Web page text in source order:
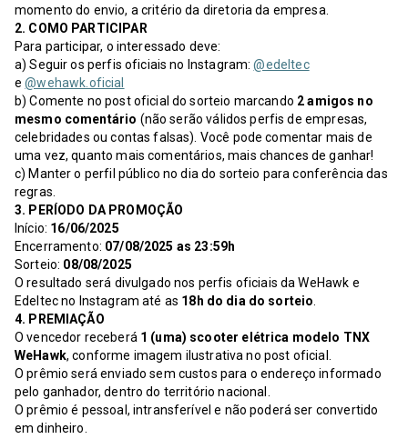
momento do envio, a critério da diretoria da empresa.
2. COMO PARTICIPAR
Para participar, o interessado deve:
a) Seguir os perfis oficiais no Instagram:@edeltec
e@wehawk.oficial
b) Comente no post oficial do sorteio marcando 2 amigos no
mesmo comentário (não serão válidos perfis de empresas,
celebridades ou contas falsas). Você pode comentar mais de
uma vez, quanto mais comentários, mais chances de ganhar!
c) Manter o perfil público no dia do sorteio para conferência das
regras.
3. PERÍODO DA PROMOÇÃO
Início: 16/06/2025
Encerramento: 07/08/2025 as 23:59h
Sorteio: 08/08/2025
O resultado será divulgado nos perfis oficiais da WeHawk e
Edeltec no Instagram até as 18h do dia do sorteio
4. PREMIAÇÃO
O vencedor receberá 1 (uma) scooter elétrica modelo TNX
WeHawk, conforme imagem ilustrativa no post oficial.
O prêmio será enviado sem custos para o endereço informado
pelo ganhador, dentro do território nacional.
O prêmio é pessoal, intransferível e não poderá ser convertido
em dinheiro.